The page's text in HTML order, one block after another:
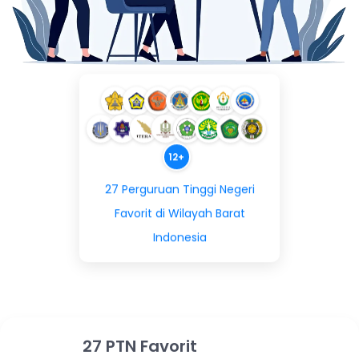
12+
27 Perguruan Tinggi Negeri
Favorit di Wilayah Barat
Indonesia
27 PTN Favorit